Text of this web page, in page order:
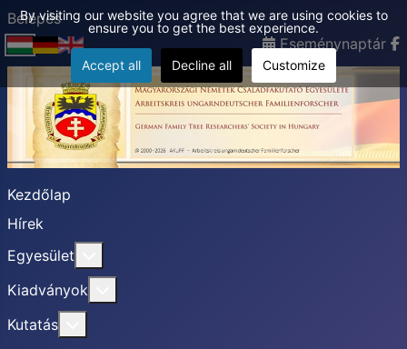
Belépés
Eseménynaptár
Kezdőlap
Hírek
Egyesület
Kiadványok
Kutatás
By visiting our website you agree that we are using cookies to
ensure you to get the best experience.
Accept all Decline all Customize